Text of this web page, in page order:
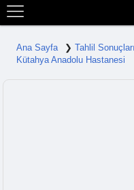
Ana Sayfa Tahlil Sonuçları
Kütahya Anadolu Hastanesi